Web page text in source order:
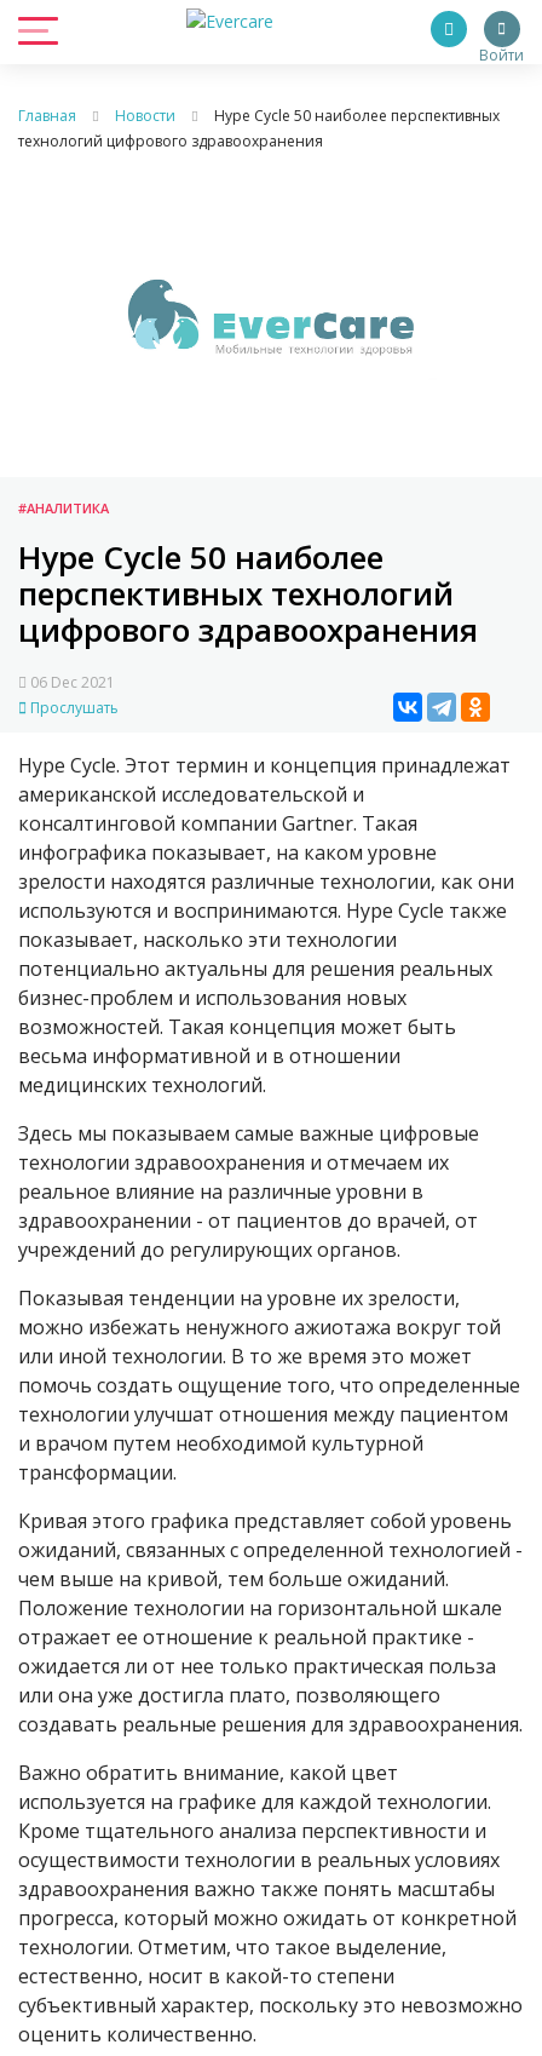
Войти
Главная Новости
Hype Cycle 50 наиболее перспективных
технологий цифрового здравоохранения
#АНАЛИТИКА
Hype Cycle 50 наиболее
перспективных технологий
цифрового здравоохранения
06 Dec 2021
Прослушать
Hype Cycle. Этот термин и концепция принадлежат
американской исследовательской и
консалтинговой компании Gartner. Такая
инфографика показывает, на каком уровне
зрелости находятся различные технологии, как они
используются и воспринимаются. Hype Cycle также
показывает, насколько эти технологии
потенциально актуальны для решения реальных
бизнес-проблем и использования новых
возможностей. Такая концепция может быть
весьма информативной и в отношении
медицинских технологий.
Здесь мы показываем самые важные цифровые
технологии здравоохранения и отмечаем их
реальное влияние на различные уровни в
здравоохранении - от пациентов до врачей, от
учреждений до регулирующих органов.
Показывая тенденции на уровне их зрелости,
можно избежать ненужного ажиотажа вокруг той
или иной технологии. В то же время это может
помочь создать ощущение того, что определенные
технологии улучшат отношения между пациентом
и врачом путем необходимой культурной
трансформации.
Кривая этого графика представляет собой уровень
ожиданий, связанных с определенной технологией -
чем выше на кривой, тем больше ожиданий.
Положение технологии на горизонтальной шкале
отражает ее отношение к реальной практике -
ожидается ли от нее только практическая польза
или она уже достигла плато, позволяющего
создавать реальные решения для здравоохранения.
Важно обратить внимание, какой цвет
используется на графике для каждой технологии.
Кроме тщательного анализа перспективности и
осуществимости технологии в реальных условиях
здравоохранения важно также понять масштабы
прогресса, который можно ожидать от конкретной
технологии. Отметим, что такое выделение,
естественно, носит в какой-то степени
субъективный характер, поскольку это невозможно
оценить количественно.